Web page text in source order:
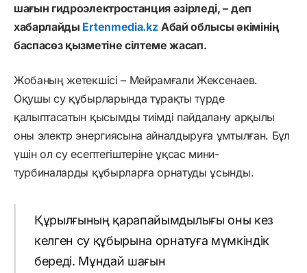
шағын гидроэлектростанция әзірледі, – деп
хабарлайды Ertenmedia.kz Абай облысы әкімінің
баспасөз қызметіне сілтеме жасап.
Жобаның жетекшісі – Мейрамғали Жексенаев.
Оқушы су құбырларында тұрақты түрде
қалыптасатын қысымды тиімді пайдалану арқылы
оны электр энергиясына айналдыруға ұмтылған. Бұл
үшін ол су есептегіштеріне ұқсас мини-
турбиналарды құбырларға орнатуды ұсынды.
Құрылғының қарапайымдылығы оны кез
келген су құбырына орнатуға мүмкіндік
береді. Мұндай шағын